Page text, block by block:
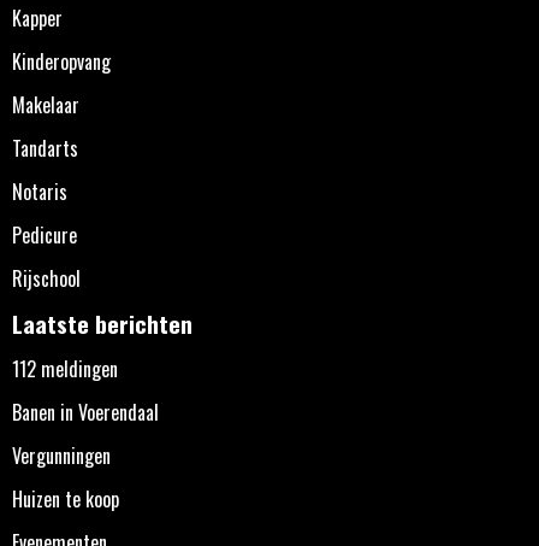
Kapper
Kinderopvang
Makelaar
Tandarts
Notaris
Pedicure
Rijschool
Laatste berichten
112 meldingen
Banen in Voerendaal
Vergunningen
Huizen te koop